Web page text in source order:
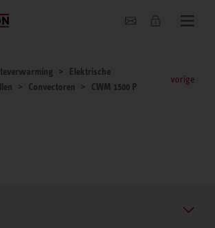
Elektrische
Convectoren CWM 1500 P
vorige